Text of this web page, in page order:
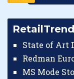
State of Art
Redman
MS Mode